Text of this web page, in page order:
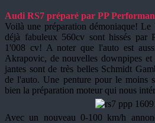
Audi RS7 préparé par PP
Voilà une préparation démoniaque!
déjà fabuleux 560cv sont hissés par
1'008 cv! A noter que l'auto est
Akrapovic, de nouvelles downpipes
jantes sont de très belles Schmidt
de l'auto. Une penture pour le moins
bien la préparation moteur qui nous
Avec un nouveau 0-100 km/h